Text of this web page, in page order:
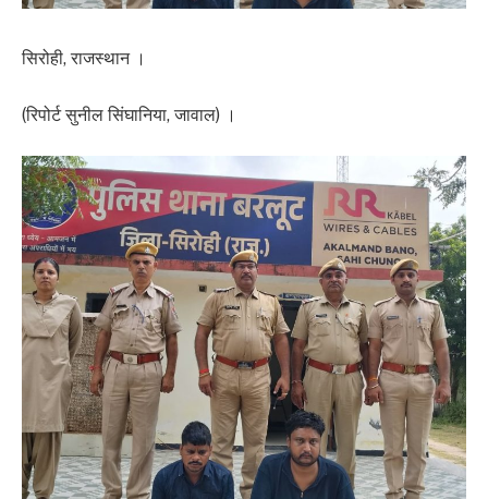
सिरोही, राजस्थान ।
(रिपोर्ट सुनील सिंघानिया, जावाल) ।